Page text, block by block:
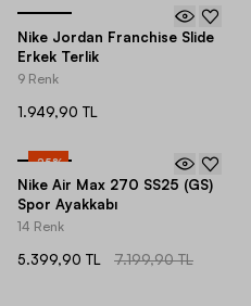
Nike Jordan Franchise Slide
Erkek Terlik
9 Renk
1.949,90 TL
-25%
Nike Air Max 270 SS25 (GS)
Spor Ayakkabı
14 Renk
5.399,90 TL 7.199,90 TL